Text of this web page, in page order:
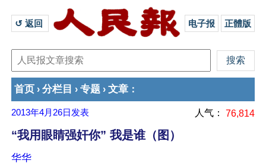
↺ 返回 电子报 正體版
首页 › 分栏目 › 专题 › 文章 ：
2013年4月26日 发表 人气： 76,814
“我用眼睛强奸你” 我是谁（图）
华华